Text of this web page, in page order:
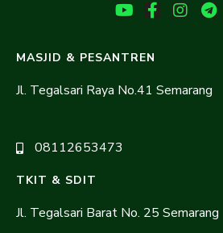
MASJID & PESANTREN
Jl. Tegalsari Raya No.41 Semarang
08112653473
TKIT & SDIT
Jl. Tegalsari Barat No. 25 Semarang